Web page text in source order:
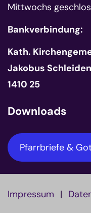
Mittwochs
Bankverbindung:
Kath.
Jakobus
1410 25
Downloads
Pfarrbriefe &
Impressum